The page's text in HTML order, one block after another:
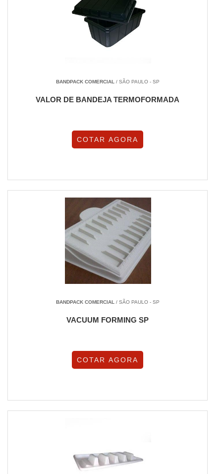
BANDPACK COMERCIAL/ SÃO PAULO - SP
VALOR DE BANDEJA TERMOFORMADA
COTAR AGORA
BANDPACK COMERCIAL/ SÃO PAULO - SP
VACUUM FORMING SP
COTAR AGORA